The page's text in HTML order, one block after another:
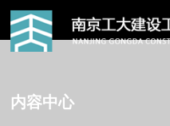
内容中心